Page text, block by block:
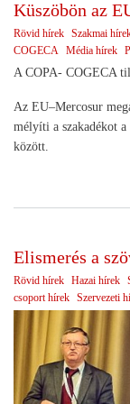
Küszöbön az
Rövid hírek Szakmai
COGECA
Média hírek
A COPA- COGECA
Az EU–Mercosur
mélyíti a szakadékot a
között.
Elismerés a
Rövid hírek Hazai hírek
csoport hírek Szervezeti